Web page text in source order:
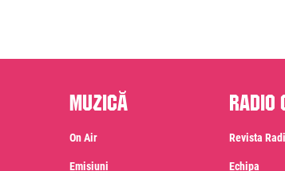
Muzică
On Air
Emisiuni
Revista
Echipa